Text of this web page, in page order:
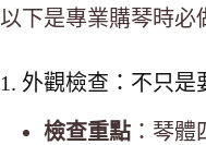
以下是專業購琴時必
1. 外觀檢查：不只是
檢查重點 ：琴